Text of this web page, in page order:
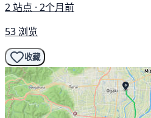
2 站点 · 2个月前
53 浏览
收藏